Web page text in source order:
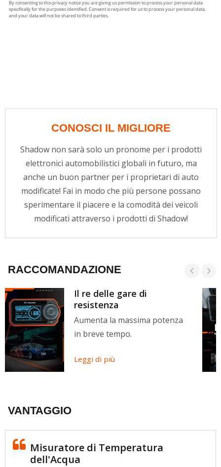
CONOSCI IL MIGLIORE
Shadow non sarà solo un pronome per i prodotti
elettronici automobilistici globali in futuro, ma
anche un buon partner per i proprietari di auto
modificate! Fai in modo che più persone possano
sperimentare il piacere e la comodità dei veicoli
modificati attraverso i prodotti di Shadow!
RACCOMANDAZIONE
Il re delle gare di
resistenza
Aumenta la massima potenza
in breve tempo.
Leggi di più
VANTAGGIO
Misuratore di Temperatura
dell'Acqua